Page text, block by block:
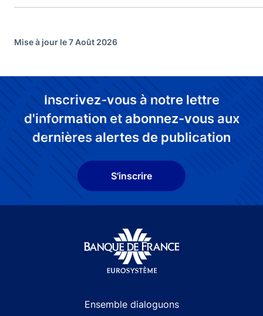
Mise à jour le 7 Août 2026
Inscrivez-vous à notre lettre
d'information et abonnez-vous aux
dernières alertes de publication
S'inscrire
Ensemble dialoguons